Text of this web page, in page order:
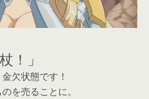
！」
欠状態です！
を売ることに。